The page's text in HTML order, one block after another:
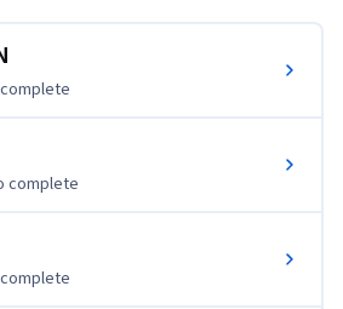
en materia de
prevenir los ataques; y en el caso
los riesgos que afecten a la
de la ciberseguridad que debes
de la securización de las
las organizaciones deben
complete